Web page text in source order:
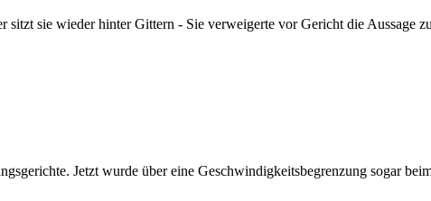
sitzt sie wieder hinter Gittern - Sie verweigerte vor Gericht die
Jetzt wurde über eine Geschwindigkeitsbegrenzung sogar